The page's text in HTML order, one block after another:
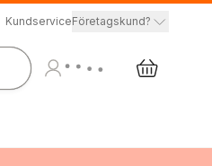
KundserviceFöretagskund?